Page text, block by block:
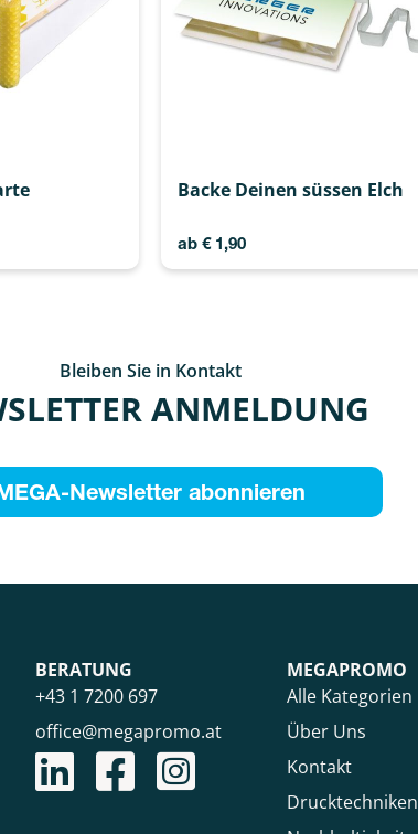
Backe Deinen süssen Elch
ab €1,90
Bleiben Sie in Kontakt
ANMELDUNG
Newsletter abonnieren
BERATUNG
+43 1 7200 697
office@megapromo.at
MEGAPROMO
Alle Kategorien
Über Uns
Kontakt
Drucktechniken